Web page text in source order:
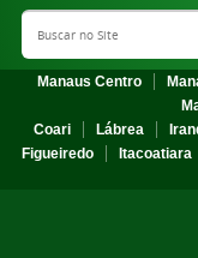
Search Site
Manaus Centro
Coari
Lábrea
Figueiredo
Itacoatiara